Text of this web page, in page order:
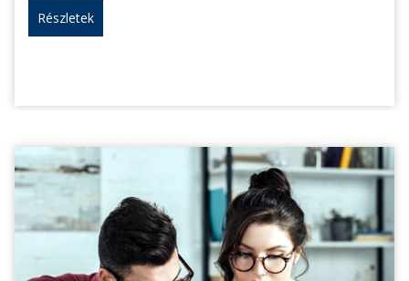
Részletek